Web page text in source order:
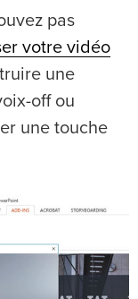
pas
votre vidéo
une
off ou
une touche